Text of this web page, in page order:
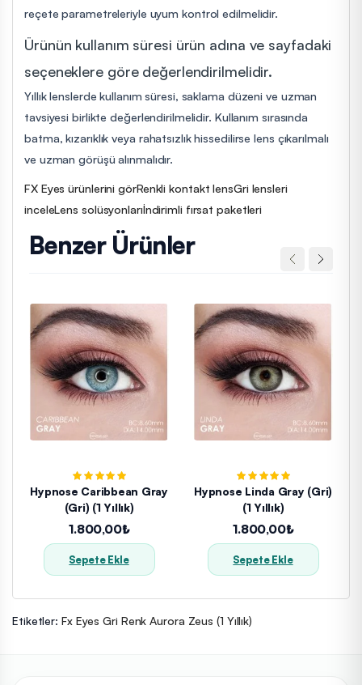
reçete parametreleriyle uyum kontrol edilmelidir.
Ürünün kullanım süresi ürün adına ve sayfadaki
seçeneklere göre değerlendirilmelidir.
Yıllık lenslerde kullanım süresi, saklama düzeni ve uzman
tavsiyesi birlikte değerlendirilmelidir. Kullanım sırasında
batma, kızarıklık veya rahatsızlık hissedilirse lens çıkarılmalı
ve uzman görüşü alınmalıdır.
FX Eyes ürünlerini görRenkli kontakt lensGri lensleri
inceleLens solüsyonlarıİndirimli fırsat paketleri
Benzer Ürünler
Hypnose Caribbean Gray
(Gri) (1 Yıllık)
1.800,00₺
Sepete Ekle
Hypnose Linda Gray (Gri)
(1 Yıllık)
1.800,00₺
Sepete Ekle
Etiketler: Fx Eyes Gri Renk Aurora Zeus (1 Yıllık)